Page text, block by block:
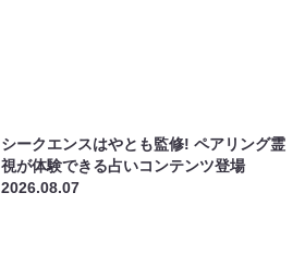
シークエンスはやとも監修! ペアリング霊
視が体験できる占いコンテンツ登場
2026.08.07